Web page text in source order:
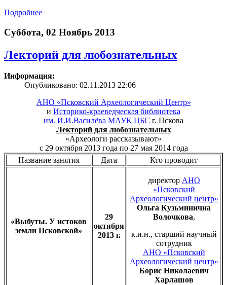
Подробнее
Суббота, 02 Ноябрь 2013
Лекторий для любознательных
Информация:
Опубликовано: 02.11.2013 22:06
АНО «Псковский Археологический Центр»
и Историко-краеведческая библиотека
им. И.И.Василёва МАУК ЦБС г. Пскова
Лекторий для любознательных
«Археологи рассказывают»
с 29 октября 2013 года по 27 мая 2014 года
Название занятия
Дата Кто проводит
«Выбуты. У истоков
земли Псковской»
29
октября
2013 г.
директор АНО
«Псковский
Археологический центр»
Ольга Кузьминична
Волочкова,
к.и.н., старший научный
сотрудник
АНО «Псковский
Археологический центр»
Борис Николаевич
Харлашов